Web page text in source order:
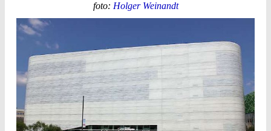
foto: Holger Weinandt